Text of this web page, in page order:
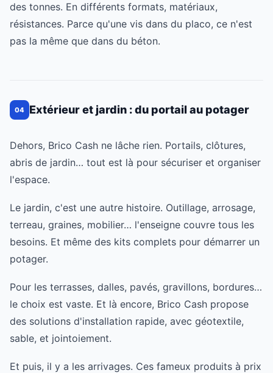
des tonnes. En différents formats, matériaux,
résistances. Parce qu'une vis dans du placo, ce n'est
pas la même que dans du béton.
04 Extérieur et jardin : du portail au potager
Dehors, Brico Cash ne lâche rien. Portails, clôtures,
abris de jardin… tout est là pour sécuriser et organiser
l'espace.
Le jardin, c'est une autre histoire. Outillage, arrosage,
terreau, graines, mobilier… l'enseigne couvre tous les
besoins. Et même des kits complets pour démarrer un
potager.
Pour les terrasses, dalles, pavés, gravillons, bordures…
le choix est vaste. Et là encore, Brico Cash propose
des solutions d'installation rapide, avec géotextile,
sable, et jointoiement.
Et puis, il y a les arrivages. Ces fameux produits à prix